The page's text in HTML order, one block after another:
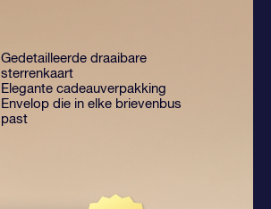
Gedetailleerde draaibare
sterrenkaart
Elegante cadeauverpakking
Envelop die in elke brievenbus
past